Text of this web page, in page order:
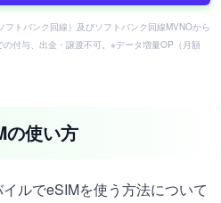
トバンク回線）及びソフトバンク回線MVNOから
付与、出金・譲渡不可。※データ増量OP（月額
の使い方
ルでeSIMを使う方法について